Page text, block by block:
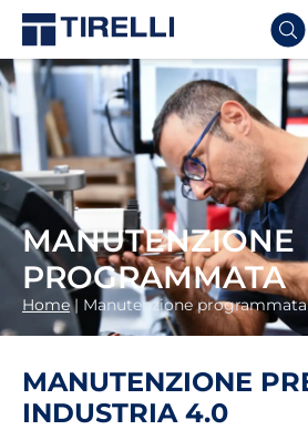
MANUTENZIONE
PROGRAMMATA
Home| Manutenzione programmata
MANUTENZIONE
INDUSTRIA 4.0